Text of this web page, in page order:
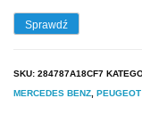
Sprawdź
SKU: 284787A18CF7
MERCEDES BENZ,